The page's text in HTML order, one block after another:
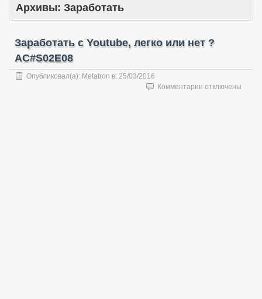
Архивы: Заработать
Заработать с Youtube, легко или нет ?
AC#S02E08
Опубликовал(а): Metatron в: 25/03/2016
Комментарии котключены